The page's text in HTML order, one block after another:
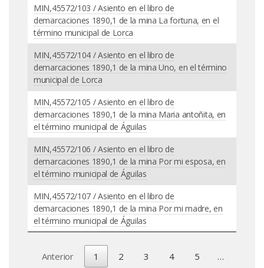
MIN,45572/103 / Asiento en el libro de
demarcaciones 1890,1 de la mina La fortuna, en el
término municipal de Lorca
MIN,45572/104 / Asiento en el libro de
demarcaciones 1890,1 de la mina Uno, en el término
municipal de Lorca
MIN,45572/105 / Asiento en el libro de
demarcaciones 1890,1 de la mina Maria antoñita, en
el término municipal de Águilas
MIN,45572/106 / Asiento en el libro de
demarcaciones 1890,1 de la mina Por mi esposa, en
el término municipal de Águilas
MIN,45572/107 / Asiento en el libro de
demarcaciones 1890,1 de la mina Por mi madre, en
el término municipal de Águilas
Anterior 1 2 3 4 5
…